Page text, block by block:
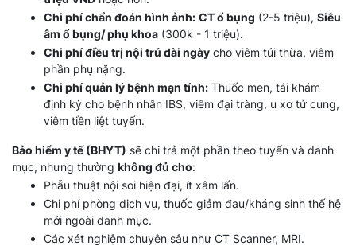
Chi phí chẩn đoán hình ảnh: CT ổ bụng (2-5 triệu), Siêu
âm ổ bụng/ phụ khoa (300k - 1 triệu).
Chi phí điều trị nội trú dài ngày cho viêm túi thừa, viêm
phần phụ nặng.
Chi phí quản lý bệnh mạn tính: Thuốc men, tái khám
định kỳ cho bệnh nhân IBS, viêm đại tràng, u xơ tử cung,
viêm tiền liệt tuyến.
Bảo hiểm y tế (BHYT) sẽ chi trả một phần theo tuyến và danh
mục, nhưng thường không đủ cho:
Phẫu thuật nội soi hiện đại, ít xâm lấn.
Chi phí phòng dịch vụ, thuốc giảm đau/kháng sinh thế hệ
mới ngoài danh mục.
Các xét nghiệm chuyên sâu như CT Scanner, MRI.